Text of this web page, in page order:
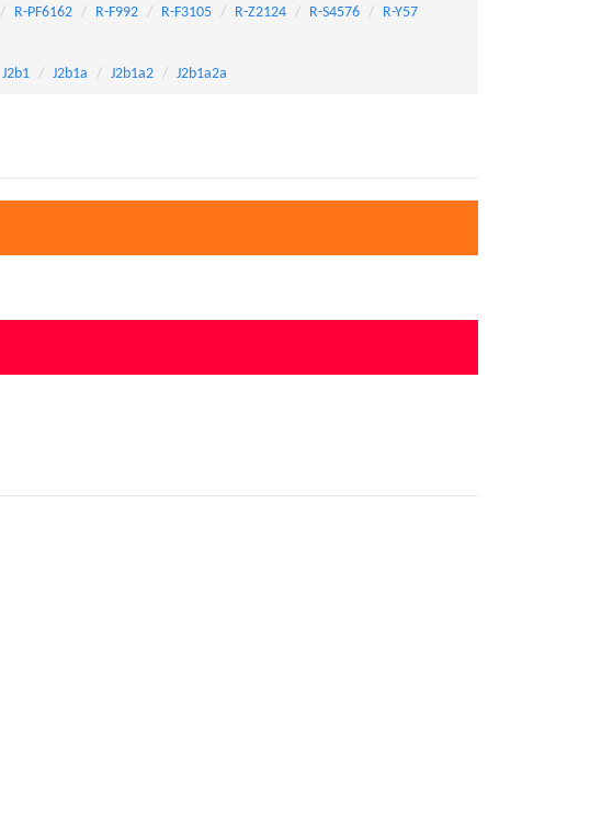
R-PF6162 R-F992 R-F3105 R-Z2124 R-S4576
R-Y57
J2b1 J2b1a J2b1a2 J2b1a2a